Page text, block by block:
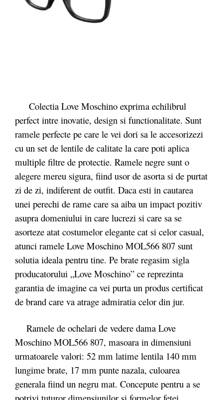
Colectia Love Moschino exprima echilibrul
perfect intre inovatie, design si functionalitate. Sunt
ramele perfecte pe care le vei dori sa le accesorizezi
cu un set de lentile de calitate la care poti aplica
multiple filtre de protectie. Ramele negre sunt o
alegere mereu sigura, fiind usor de asorta si de purtat
zi de zi, indiferent de outfit. Daca esti in cautarea
unei perechi de rame care sa aiba un impact pozitiv
asupra domeniului in care lucrezi si care sa se
asorteze atat costumelor elegante cat si celor casual,
atunci ramele Love Moschino MOL566 807 sunt
solutia ideala pentru tine. Pe brate regasim sigla
producatorului „Love Moschino” ce reprezinta
garantia de imagine ca vei purta un produs certificat
de brand care va atrage admiratia celor din jur.
Ramele de ochelari de vedere dama Love
Moschino MOL566 807, masoara in dimensiuni
urmatoarele valori: 52 mm latime lentila 140 mm
lungime brate, 17 mm punte nazala, culoarea
generala fiind un negru mat. Concepute pentru a se